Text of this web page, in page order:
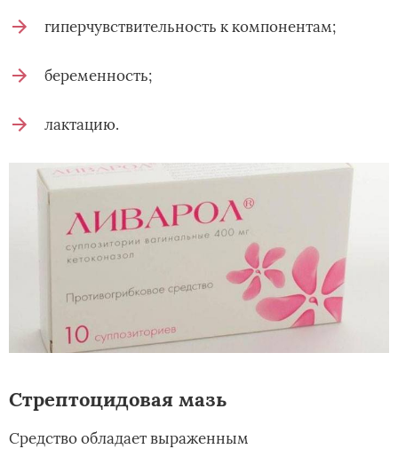
гиперчувствительность к компонентам;
беременность;
лактацию.
Стрептоцидовая мазь
Средство обладает выраженным